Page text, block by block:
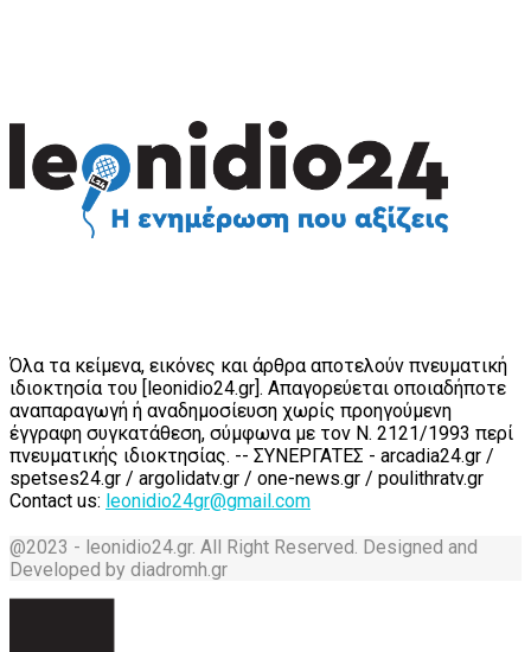
Όλα τα κείμενα, εικόνες και άρθρα αποτελούν πνευματική
ιδιοκτησία του [leonidio24.gr]. Απαγορεύεται οποιαδήποτε
αναπαραγωγή ή αναδημοσίευση χωρίς προηγούμενη
έγγραφη συγκατάθεση, σύμφωνα με τον Ν. 2121/1993 περί
πνευματικής ιδιοκτησίας. -- ΣΥΝΕΡΓΑΤΕΣ - arcadia24.gr /
spetses24.gr / argolidatv.gr / one-news.gr / poulithratv.gr
Contact us: leonidio24gr@gmail.com
@2023 - leonidio24.gr. All Right Reserved. Designed and
Developed by diadromh.gr